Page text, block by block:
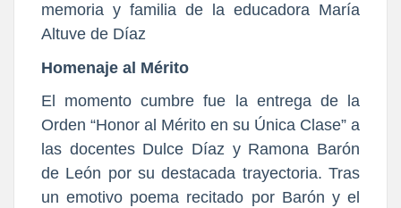
memoria y familia de la educadora María
Altuve de Díaz
Homenaje al Mérito
El momento cumbre fue la entrega de la
Orden “Honor al Mérito en su Única Clase” a
las docentes Dulce Díaz y Ramona Barón
de León por su destacada trayectoria. Tras
un emotivo poema recitado por Barón y el